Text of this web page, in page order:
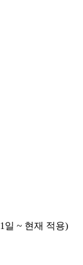
일 ~ 현재 적용)